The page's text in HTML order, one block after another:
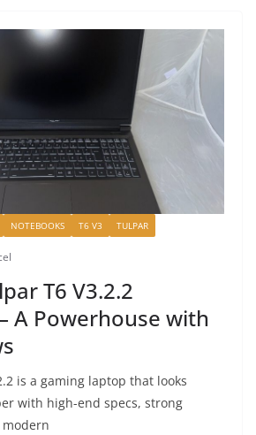
NOTEBOOKS T6 V3 TULPAR
T6 V3.2.2
A Powerhouse with
is a gaming laptop that looks
with high-end specs, strong